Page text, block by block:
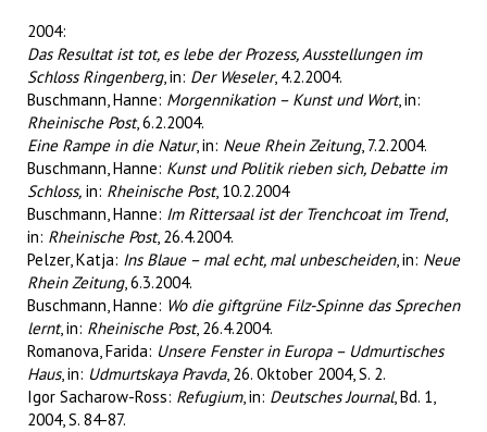
2004:
Das Resultat ist tot, es lebe der Prozess, Ausstellungen im
Schloss Ringenberg, in: Der Weseler, 4.2.2004.
Buschmann, Hanne: Morgennikation – Kunst und Wort, in:
Rheinische Post, 6.2.2004.
Eine Rampe in die Natur, in: Neue Rhein Zeitung, 7.2.2004.
Buschmann, Hanne: Kunst und Politik rieben sich, Debatte im
Schloss, in: Rheinische Post, 10.2.2004
Buschmann, Hanne: Im Rittersaal ist der Trenchcoat im Trend,
in: Rheinische Post, 26.4.2004.
Pelzer, Katja: Ins Blaue – mal echt, mal unbescheiden, in: Neue
Rhein Zeitung, 6.3.2004.
Buschmann, Hanne: Wo die giftgrüne Filz-Spinne das Sprechen
lernt, in: Rheinische Post, 26.4.2004.
Romanova, Farida: Unsere Fenster in Europa – Udmurtisches
Haus, in: Udmurtskaya Pravda, 26. Oktober 2004, S. 2.
Igor Sacharow-Ross: Refugium, in: Deutsches Journal, Bd. 1,
2004, S. 84-87.